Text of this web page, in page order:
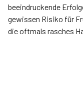
beeindruckende Erfolge
gewissen Risiko für Früh-
die oftmals rasches